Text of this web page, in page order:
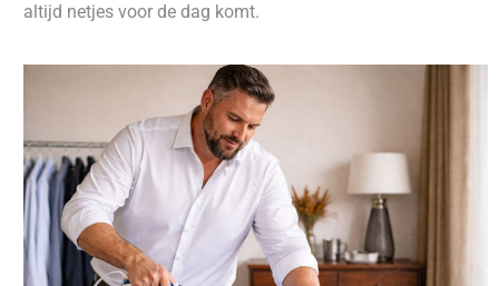
altijd netjes voor de dag komt.